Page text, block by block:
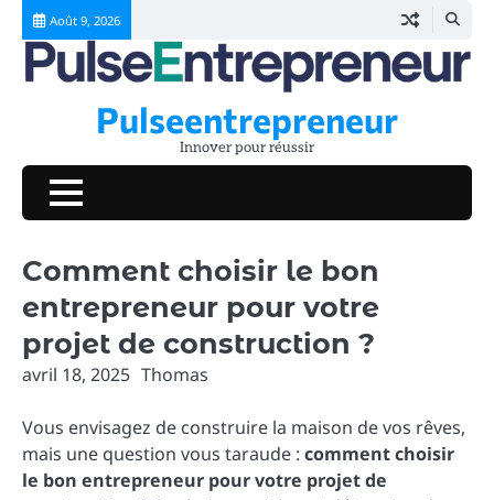
Skip
content
Août 9, 2026
Pulseentrepreneur
Innover pour réussir
Comment choisir le bon
entrepreneur pour votre
projet de construction ?
avril 18, 2025 Thomas
Vous envisagez de construire la maison de vos rêves,
mais une question vous taraude : comment choisir
le bon entrepreneur pour votre projet de